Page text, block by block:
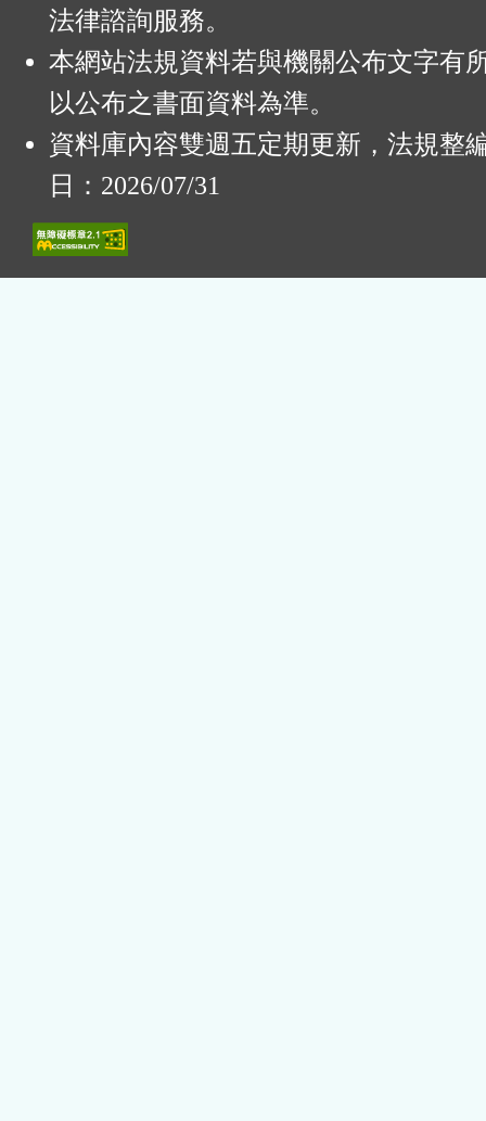
法律諮詢服務。
本網站法規資料若與機關公布文字有
以公布之書面資料為準。
資料庫內容雙週五定期更新，法規整
日：2026/07/31